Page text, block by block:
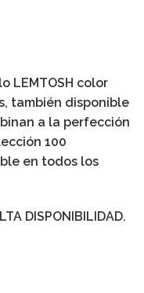
LEMTOSH color
también disponible
a la perfección
100
en todos los
DISPONIBILIDAD.